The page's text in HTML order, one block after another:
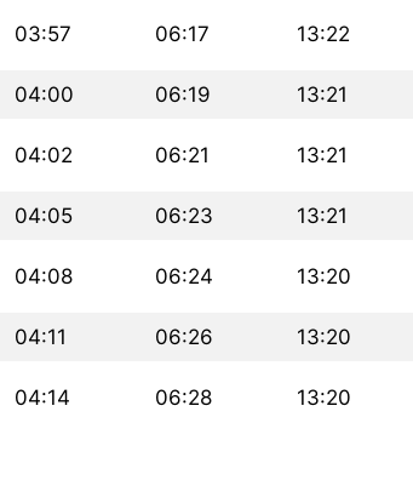
03:57 06:17 13:22
04:00 06:19 13:21
04:02 06:21 13:21
04:05 06:23 13:21
04:08 06:24 13:20
04:11 06:26 13:20
04:14 06:28 13:20